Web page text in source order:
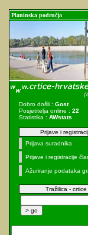
Planinska područja
Dobro došli : Gost
Posjetitelja online : 22
Statistika : AWstats
Prijave i
Prijava suradnika
Prijave i registracije
Ažuriranje podataka
Tražilica - crtice